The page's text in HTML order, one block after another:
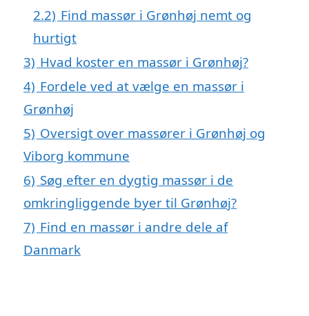
2.2) Find massør i Grønhøj nemt og
hurtigt
3) Hvad koster en massør i Grønhøj?
4) Fordele ved at vælge en massør i
Grønhøj
5) Oversigt over massører i Grønhøj og
Viborg kommune
6) Søg efter en dygtig massør i de
omkringliggende byer til Grønhøj?
7) Find en massør i andre dele af
Danmark